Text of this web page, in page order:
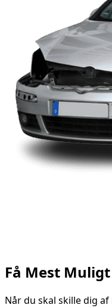
Få Mest
Når du skal skille dig